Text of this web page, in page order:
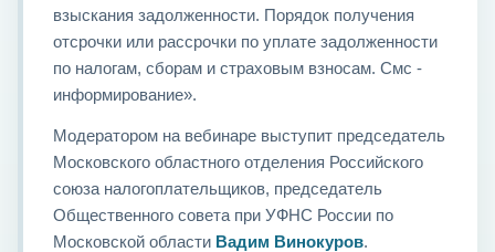
взыскания задолженности. Порядок получения
отсрочки или рассрочки по уплате задолженности
по налогам, сборам и страховым взносам. Смс -
информирование».
Модератором на вебинаре выступит председатель
Московского областного отделения Российского
союза налогоплательщиков, председатель
Общественного совета при УФНС России по
Московской области Вадим Винокуров.